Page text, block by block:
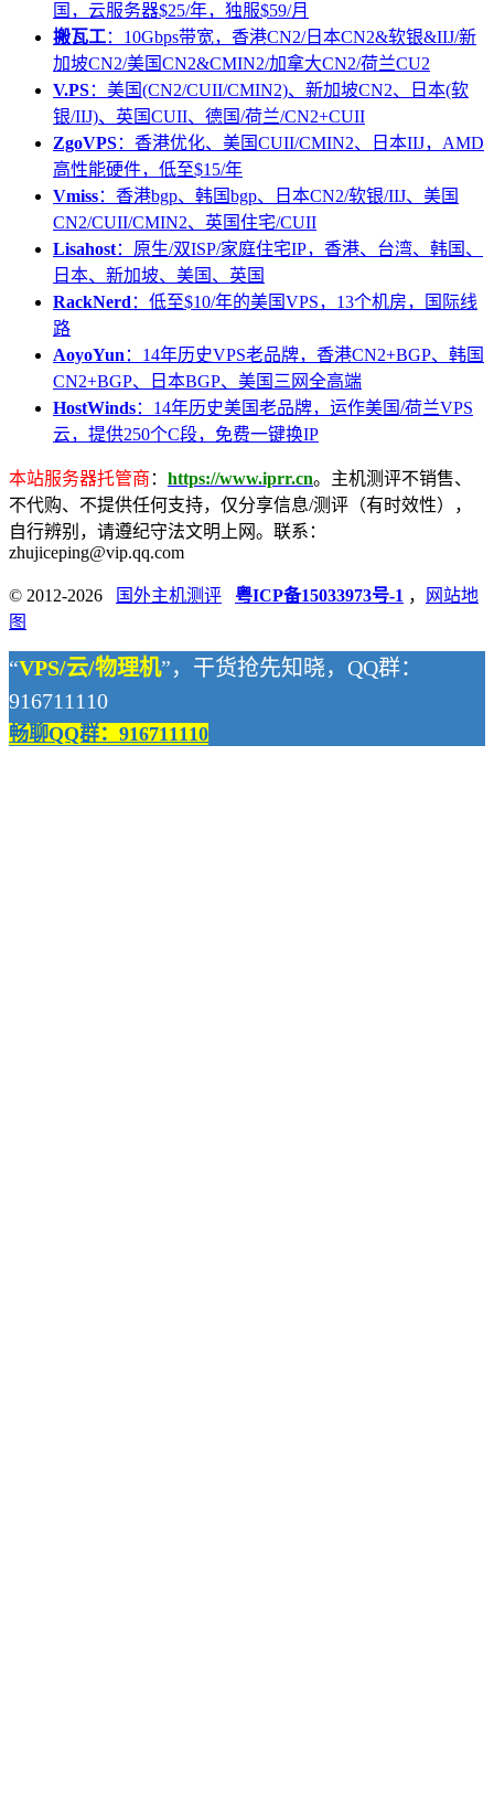
国，云服务器$25/年，独服$59/月
搬瓦工：10Gbps带宽，香港CN2/日本CN2&软银&IIJ/新
加坡CN2/美国CN2&CMIN2/加拿大CN2/荷兰CU2
V.PS：美国(CN2/CUII/CMIN2)、新加坡CN2、日本(软
银/IIJ)、英国CUII、德国/荷兰/CN2+CUII
ZgoVPS：香港优化、美国CUII/CMIN2、日本IIJ，AMD
高性能硬件，低至$15/年
Vmiss：香港bgp、韩国bgp、日本CN2/软银/IIJ、美国
CN2/CUII/CMIN2、英国住宅/CUII
Lisahost：原生/双ISP/家庭住宅IP，香港、台湾、韩国、
日本、新加坡、美国、英国
RackNerd ：低至$10/年的美国VPS，13个机房，国际线
路
AoyoYun ：14年历史VPS老品牌，香港CN2+BGP、韩国
CN2+BGP、日本BGP、美国三网全高端
HostWinds：14年历史美国老品牌，运作美国/荷兰VPS
云，提供250个C段，免费一键换IP
本站服务器托管商 ： https://www.iprr.cn。主机测评不销售、
不代购、不提供任何支持，仅分享信息/测评（有时效性），
自行辨别，请遵纪守法文明上网。联系：
zhujiceping@vip.qq.com
© 2012-2026 国外主机测评 粤ICP备15033973号-1 ，
网站地
图
“VPS/云/物理机”，干货抢先知晓，QQ群：
916711110
畅聊QQ群：916711110